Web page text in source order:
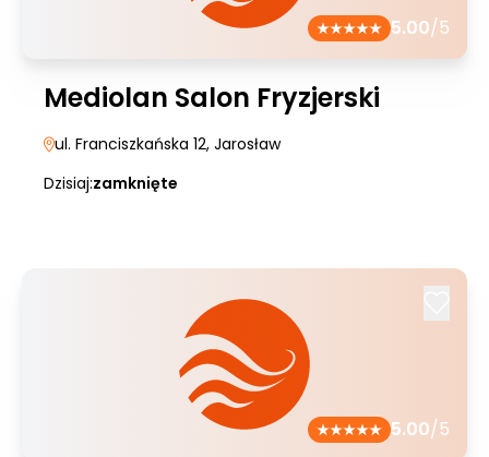
5.00/5
Mediolan Salon Fryzjerski
ul. Franciszkańska 12, Jarosław
Dzisiaj:zamknięte
5.00/5